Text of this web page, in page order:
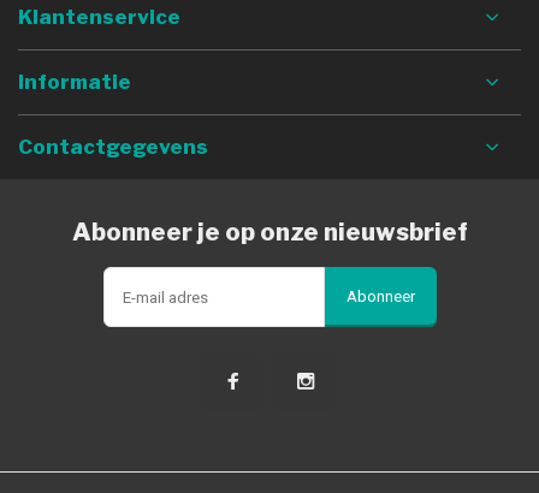
Klantenservice
Informatie
Contactgegevens
Abonneer je op onze nieuwsbrief
Abonneer